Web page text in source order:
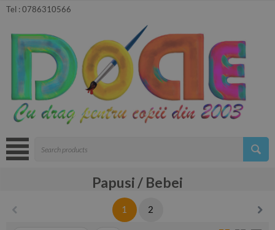
Tel :0786310566
Papusi / Bebei
1 2